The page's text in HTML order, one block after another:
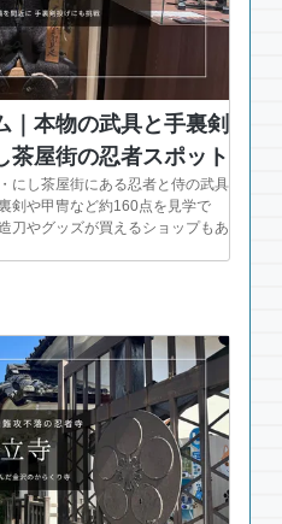
｜本物の武具と手裏剣
茶屋街の忍者スポット
にし茶屋街にある忍者と侍の武具
剣や甲冑など約160点を見学で
刀やグッズが買えるショップもあ